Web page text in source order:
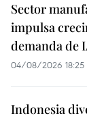
Sector
impulsa
demanda de
04/08/2026 18:25
Indonesia